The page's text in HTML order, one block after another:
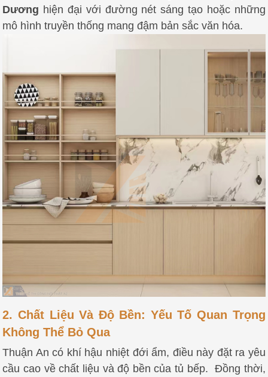
Dương hiện đại với đường nét sáng tạo hoặc những
mô hình truyền thống mang đậm bản sắc văn hóa.
2. Chất Liệu Và Độ Bền: Yếu Tố Quan Trọng
Không Thể Bỏ Qua
Thuận An có khí hậu nhiệt đới ẩm, điều này đặt ra yêu
cầu cao về chất liệu và độ bền của tủ bếp. Đồng thời,